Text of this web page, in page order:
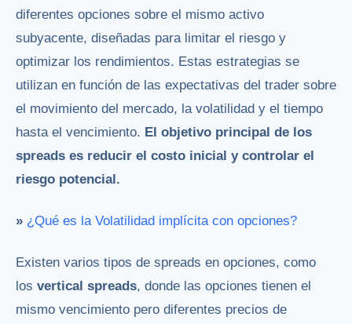
diferentes opciones sobre el mismo activo
subyacente, diseñadas para limitar el riesgo y
optimizar los rendimientos. Estas estrategias se
utilizan en función de las expectativas del trader sobre
el movimiento del mercado, la volatilidad y el tiempo
hasta el vencimiento. El objetivo principal de los
spreads es reducir el costo inicial y controlar el
riesgo potencial.
» ¿Qué es la Volatilidad implícita con opciones?
Existen varios tipos de spreads en opciones, como
los vertical spreads, donde las opciones tienen el
mismo vencimiento pero diferentes precios de